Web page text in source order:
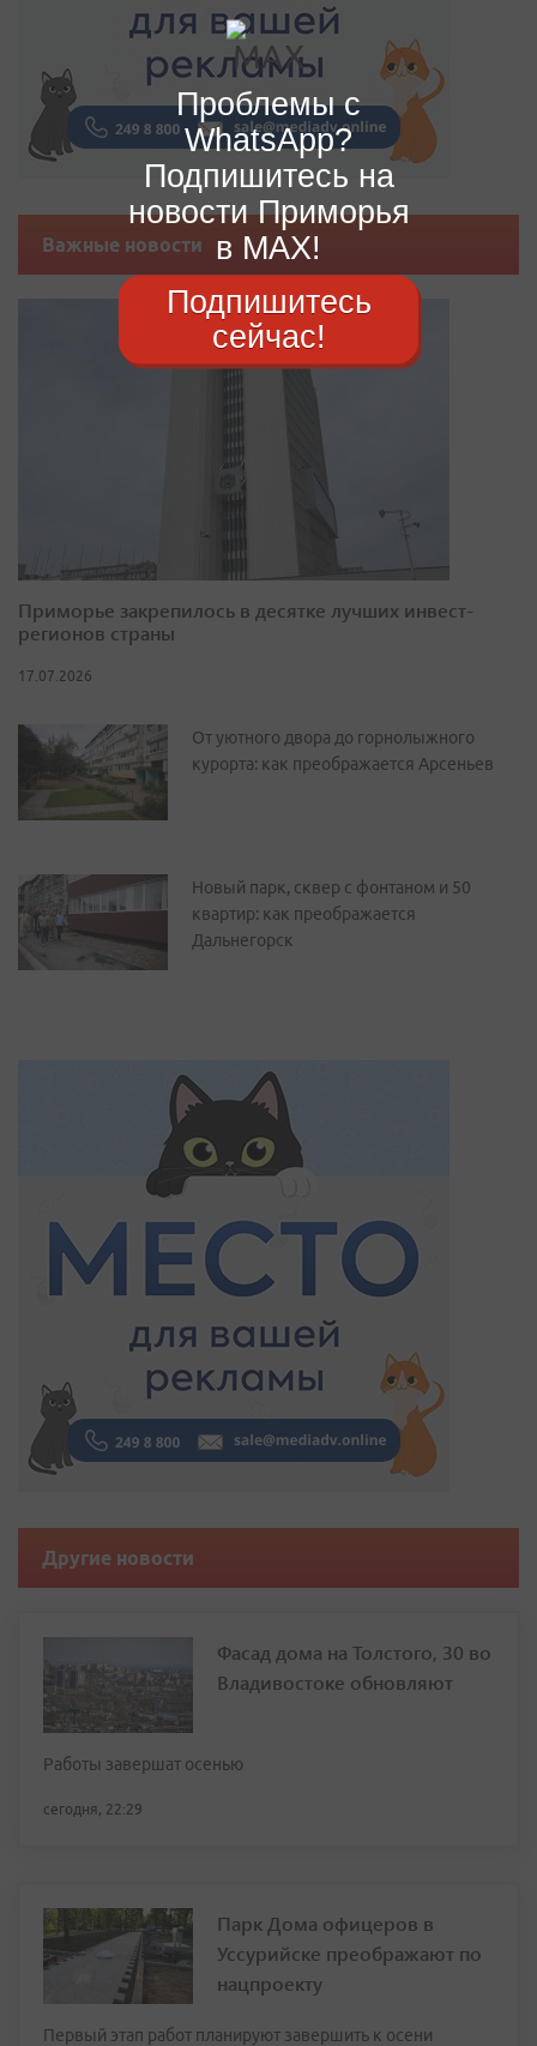
Важные новости
Приморье закрепилось в десятке лучших инвест-
регионов страны
17.07.2026
От уютного двора до горнолыжного
курорта: как преображается Арсеньев
Новый парк, сквер с фонтаном и 50
квартир: как преображается
Дальнегорск
Другие новости
Фасад дома на Толстого, 30 во
Владивостоке обновляют
Работы завершат осенью
сегодня, 22:29
Парк Дома офицеров в
Уссурийске преображают по
нацпроекту
Первый этап работ планируют завершить к осени
Проблемы с
WhatsApp?
Подпишитесь на
новости Приморья
в MAX!
Подпишитесь
сейчас!